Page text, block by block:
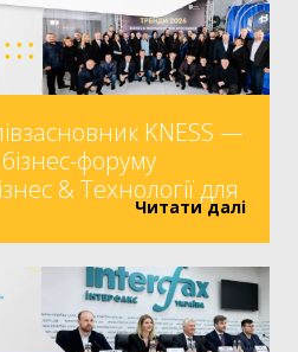
KNESS —
форуму
& Технології для
Читати далі